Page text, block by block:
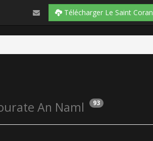
Télécharger Le Saint Coran
An Naml 93